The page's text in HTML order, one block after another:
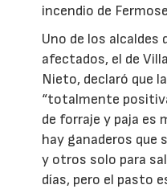
incendio de
Uno de los alcaldes
afectados, el de
Nieto, declaró que
“totalmente
de forraje y paja es
hay ganaderos que
y otros solo para
días, pero el pasto